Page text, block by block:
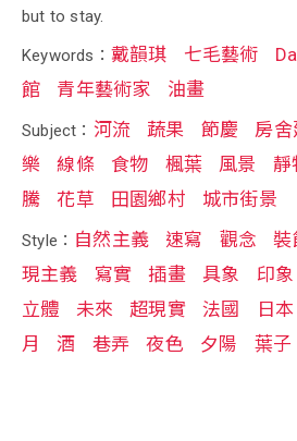
but to stay.
Keywords： 戴韻琪 七毛藝術
館
青年藝術家 油畫
Subject： 河流 蔬果 節慶 房舍
樂
線條 食物 楓葉 風景 靜
騰
花草 田園鄉村 城市街景
Style： 自然主義 速寫 觀念 裝
現主義
寫實 插畫 具象 印象
立體
未來 超現實 法國 日本
月
酒 巷弄 夜色 夕陽 葉子